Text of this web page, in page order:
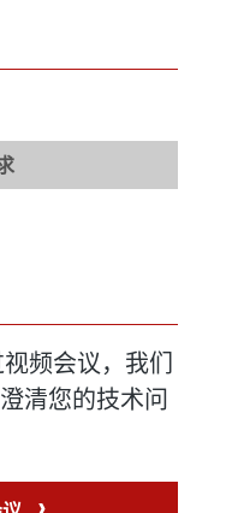
频会议，我们
清您的技术问
›